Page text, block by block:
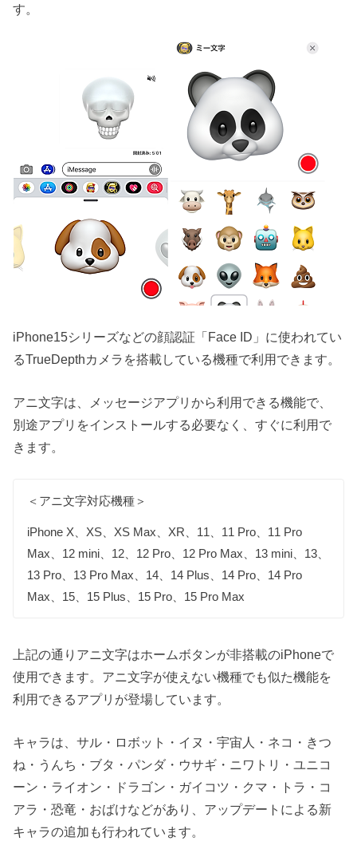
す。
iPhone15シリーズなどの顔認証「Face ID」に使われてい
るTrueDepthカメラを搭載している機種で利用できます。
アニ文字は、メッセージアプリから利用できる機能で、
別途アプリをインストールする必要なく、すぐに利用で
きます。
＜アニ文字対応機種＞
iPhone X、XS、XS Max、XR、11、11 Pro、11 Pro
Max、12 mini、12、12 Pro、12 Pro Max、13 mini、13、
13 Pro、13 Pro Max、14、14 Plus、14 Pro、14 Pro
Max、15、15 Plus、15 Pro、15 Pro Max
上記の通りアニ文字はホームボタンが非搭載のiPhoneで
使用できます。アニ文字が使えない機種でも似た機能を
利用できるアプリが登場しています。
キャラは、サル・ロボット・イヌ・宇宙人・ネコ・きつ
ね・うんち・ブタ・パンダ・ウサギ・ニワトリ・ユニコ
ーン・ライオン・ドラゴン・ガイコツ・クマ・トラ・コ
アラ・恐竜・おばけなどがあり、アップデートによる新
キャラの追加も行われています。